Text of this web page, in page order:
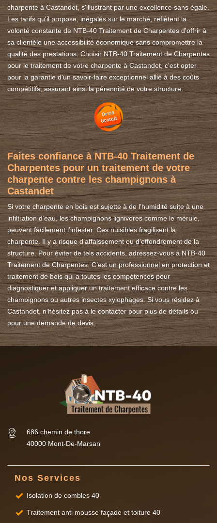
charpente à Castandet, s'illustrant par une excellence sans égale.
Les tarifs qu'il propose, inégalés sur le marché, reflètent la
volonté constante de NTB-40 Traitement de Charpentes d'offrir à
sa clientèle une accessibilité économique sans compromettre la
qualité des prestations. Choisir NTB-40 Traitement de Charpentes
pour le traitement de votre charpente à Castandet, c'est opter
pour la garantie d'un savoir-faire exceptionnel allié à des coûts
compétitifs, assurant ainsi la pérennité de votre structure.
Faites confiance à NTB-40 Traitement de
Charpentes pour un traitement de votre
charpente contre les champignons à
Castandet
Si votre charpente en bois est sujette à de l’humidité suite à une
infiltration d’eau, les champignons lignivores comme le mérule,
peuvent facilement l’infester. Ces nuisibles fragilisent la
charpente. Il y a risque d’affaissement ou d’effondrement de la
structure. Pour éviter de tels accidents, adressez-vous à NTB-40
Traitement de Charpentes. C’est un professionnel en protection et
traitement de bois qui a toutes les compétences pour
diagnostiquer et appliquer un traitement efficace contre les
champignons ou autres insectes xylophages. Si vous résidez à
Castandet, n’hésitez pas à le contacter pour plus de détails ou
pour une demande de devis.
686 chemin de thore
40000 Mont-De-Marsan
Nos Services
Isolation de combles 40
Traitement anti mousse façade et toiture 40